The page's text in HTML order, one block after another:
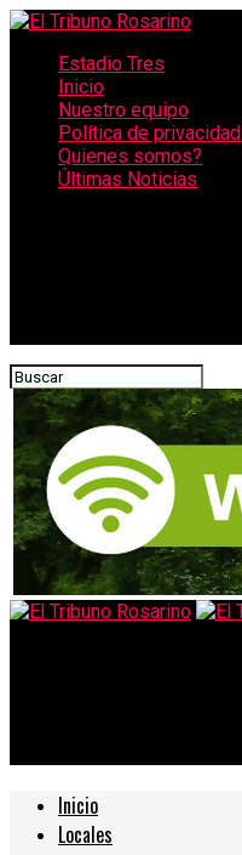
Estadio Tres
Inicio
Nuestro equipo
Política de privacidad
Quienes somos?
Últimas Noticias
Inicio
Locales